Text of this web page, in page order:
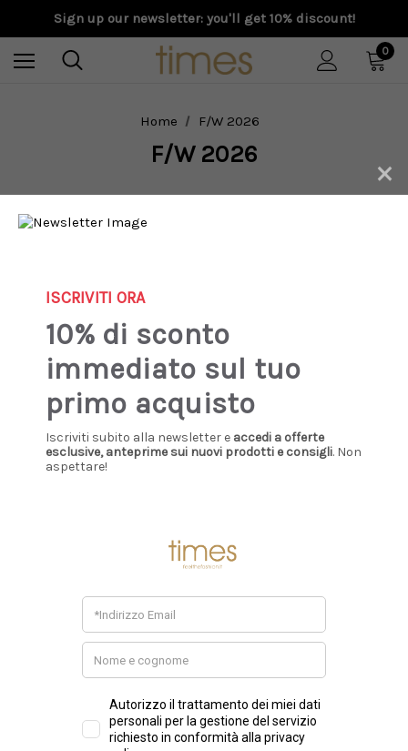
Sign up our newsletter: you'll get 10% discount!
0
Home F/W 2026
F/W 2026
burnout grigio
€95,00
New
×
ISCRIVITI ORA
10% di sconto
immediato sul tuo
primo acquisto
Iscriviti subito alla newsletter e accedi a offerte
esclusive, anteprime sui nuovi prodotti e consigli. Non
aspettare!